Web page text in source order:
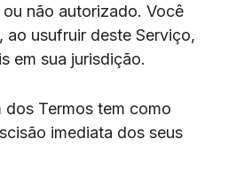
não autorizado. Você
ao usufruir deste Serviço,
em sua jurisdição.
dos Termos tem como
imediata dos seus